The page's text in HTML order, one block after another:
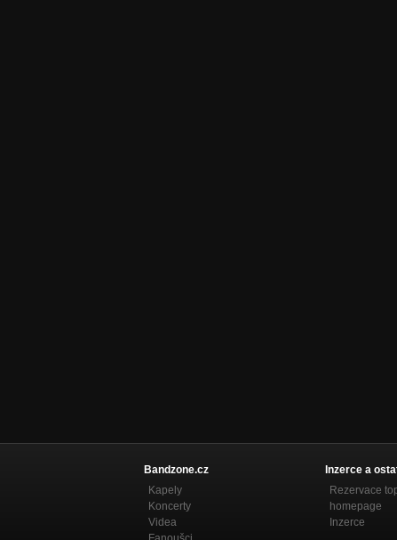
Bandzone.cz
Kapely
Koncerty
Videa
Inzerce a
Rezervace
homepage
Inzerce